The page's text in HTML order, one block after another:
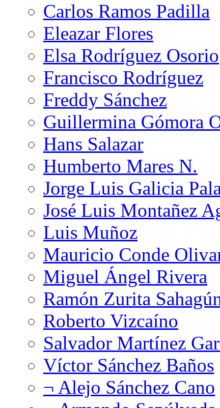
Carlos Ramos Padilla
Eleazar Flores
Elsa Rodríguez Osorio
Francisco Rodríguez
Freddy Sánchez
Guillermina Gómora
Hans Salazar
Humberto Mares N.
Jorge Luis Galicia
José Luis Montañez
Luis Muñoz
Mauricio Conde
Miguel Ángel Rivera
Ramón Zurita
Roberto Vizcaíno
Salvador Martínez
Víctor Sánchez Baños
¬ Alejo Sánchez Cano